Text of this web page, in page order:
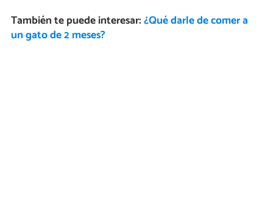
También te puede interesar:¿Qué darle de comer a
un gato de 2 meses?